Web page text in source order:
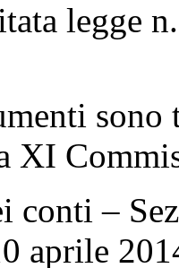
legge
sono
XI
–
aprile